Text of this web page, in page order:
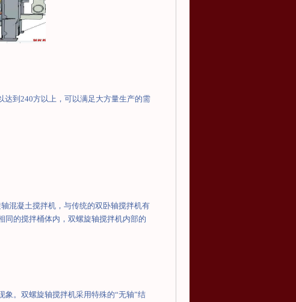
达到240方以上，可以满足大方量生产的需
混凝土搅拌机，与传统的双卧轴搅拌机有
同的搅拌桶体内，双螺旋轴搅拌机内部的
象。双螺旋轴搅拌机采用特殊的“无轴”结